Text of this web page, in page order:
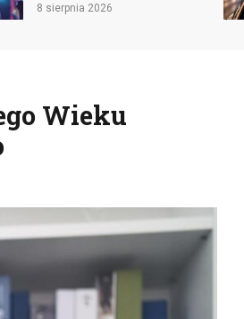
8 sierpnia 2026
Wieku